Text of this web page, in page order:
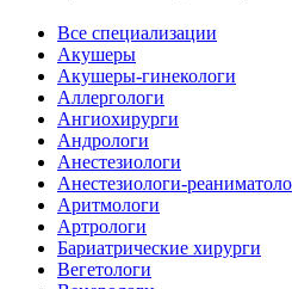
Все специализации
Акушеры
Акушеры-гинекологи
Аллергологи
Ангиохирурги
Андрологи
Анестезиологи
Анестезиологи-
Аритмологи
Артрологи
Бариатрические хирурги
Вегетологи